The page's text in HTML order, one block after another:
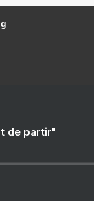
de partir"